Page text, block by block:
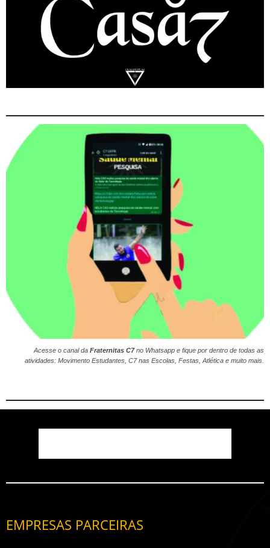
Acesse o canal da Fraternitas C7no Whatsapp e fique por dentro de todas as
atividades: Movimento Estudantes, C7 nas Escolas, Festas, Atlética e muito mais.
EMPRESAS PARCEIRAS